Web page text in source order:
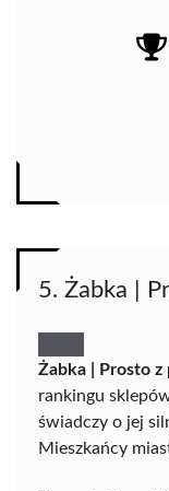
5. Żabka |
Żabka | Prosto z
rankingu
świadczy o jej
Mieszkańcy